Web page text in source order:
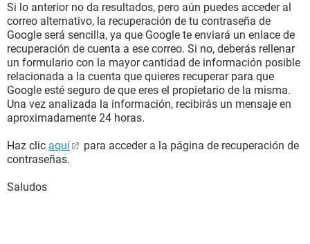
Si lo anterior no da resultados, pero aún puedes acceder al
correo alternativo, la recuperación de tu contraseña de
Google será sencilla, ya que Google te enviará un enlace de
recuperación de cuenta a ese correo. Si no, deberás rellenar
un formulario con la mayor cantidad de información posible
relacionada a la cuenta que quieres recuperar para que
Google esté seguro de que eres el propietario de la misma.
Una vez analizada la información, recibirás un mensaje en
aproximadamente 24 horas.
Haz clic aquí
para acceder a la página de recuperación de
contraseñas.
Saludos